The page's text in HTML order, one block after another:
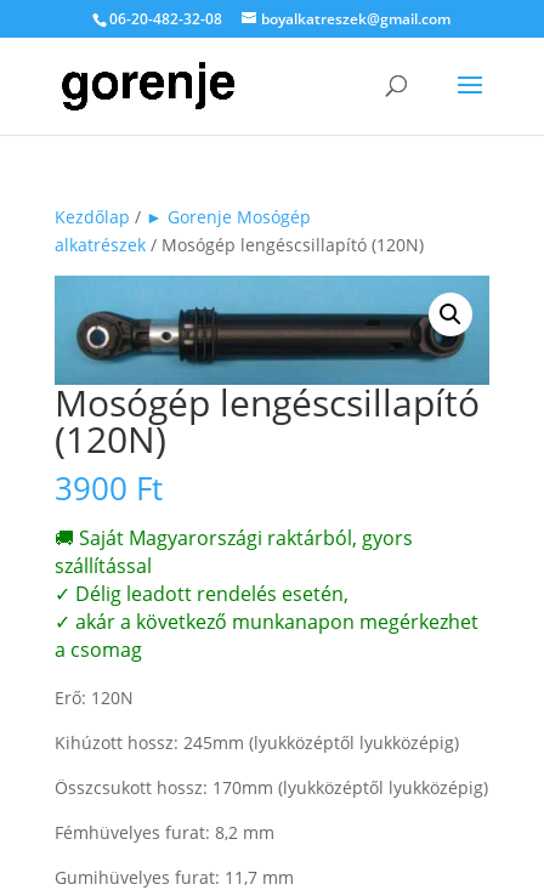
06-20-482-32-08 boyalkatreszek@gmail.com
Kezdőlap / ► Gorenje Mosógép
alkatrészek/ Mosógép lengéscsillapító (120N)
Mosógép lengéscsillapító
(120N)
3900 Ft
🚚 Saját Magyarországi raktárból, gyors
szállítással
✓ Délig leadott rendelés esetén,
✓ akár a következő munkanapon megérkezhet
a csomag
Erő: 120N
Kihúzott hossz: 245mm (lyukközéptől lyukközépig)
Összcsukott hossz: 170mm (lyukközéptől lyukközépig)
Fémhüvelyes furat: 8,2 mm
Gumihüvelyes furat: 11,7 mm